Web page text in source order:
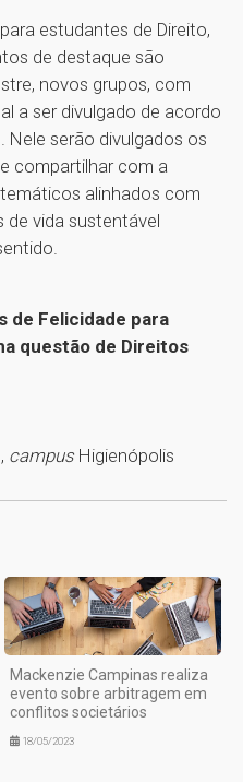
estudantes de Direito,
de destaque são
novos grupos, com
a ser divulgado de acordo
serão divulgados os
compartilhar com a
alinhados com
de vida sustentável
de Felicidade para
questão de Direitos
campus Higienópolis
Mackenzie Campinas realiza
evento sobre arbitragem em
conflitos societários
18/05/2023